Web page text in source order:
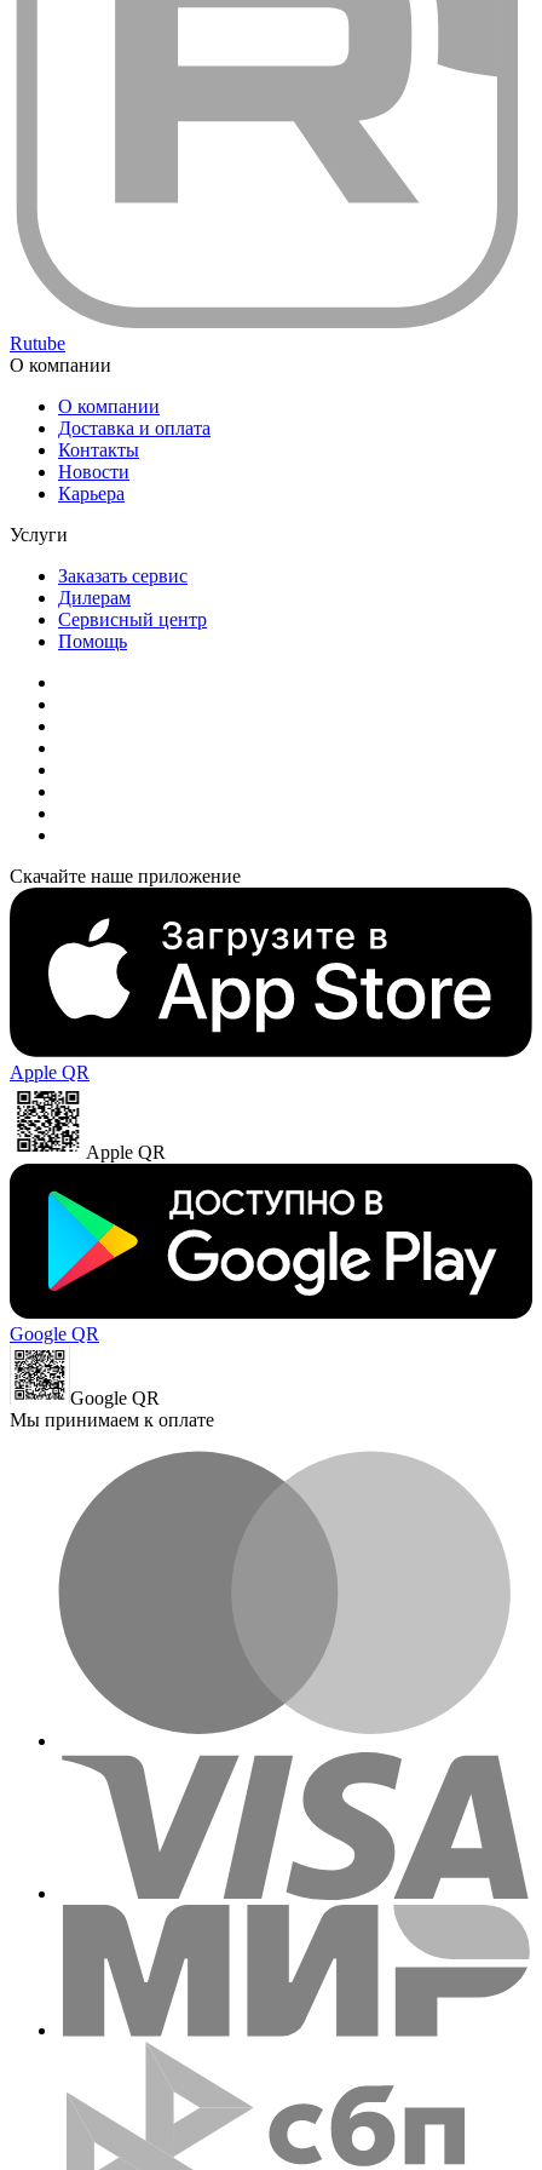
Rutube
О компании
О компании
Доставка и оплата
Контакты
Новости
Карьера
Услуги
Заказать сервис
Дилерам
Сервисный центр
Помощь
Скачайте наше приложение
Apple QR
Apple QR
Google QR
Google QR
Мы принимаем к оплате